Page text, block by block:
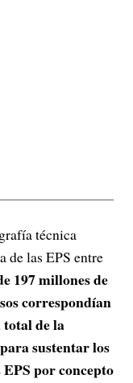
técnica
de las EPS entre
197 millones de
correspondían
de la
sustentar los
por concepto